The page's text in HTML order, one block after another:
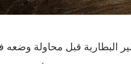
أو جهازك اللوحي مشحونًا بما لا يقل عن 80٪ من عصير